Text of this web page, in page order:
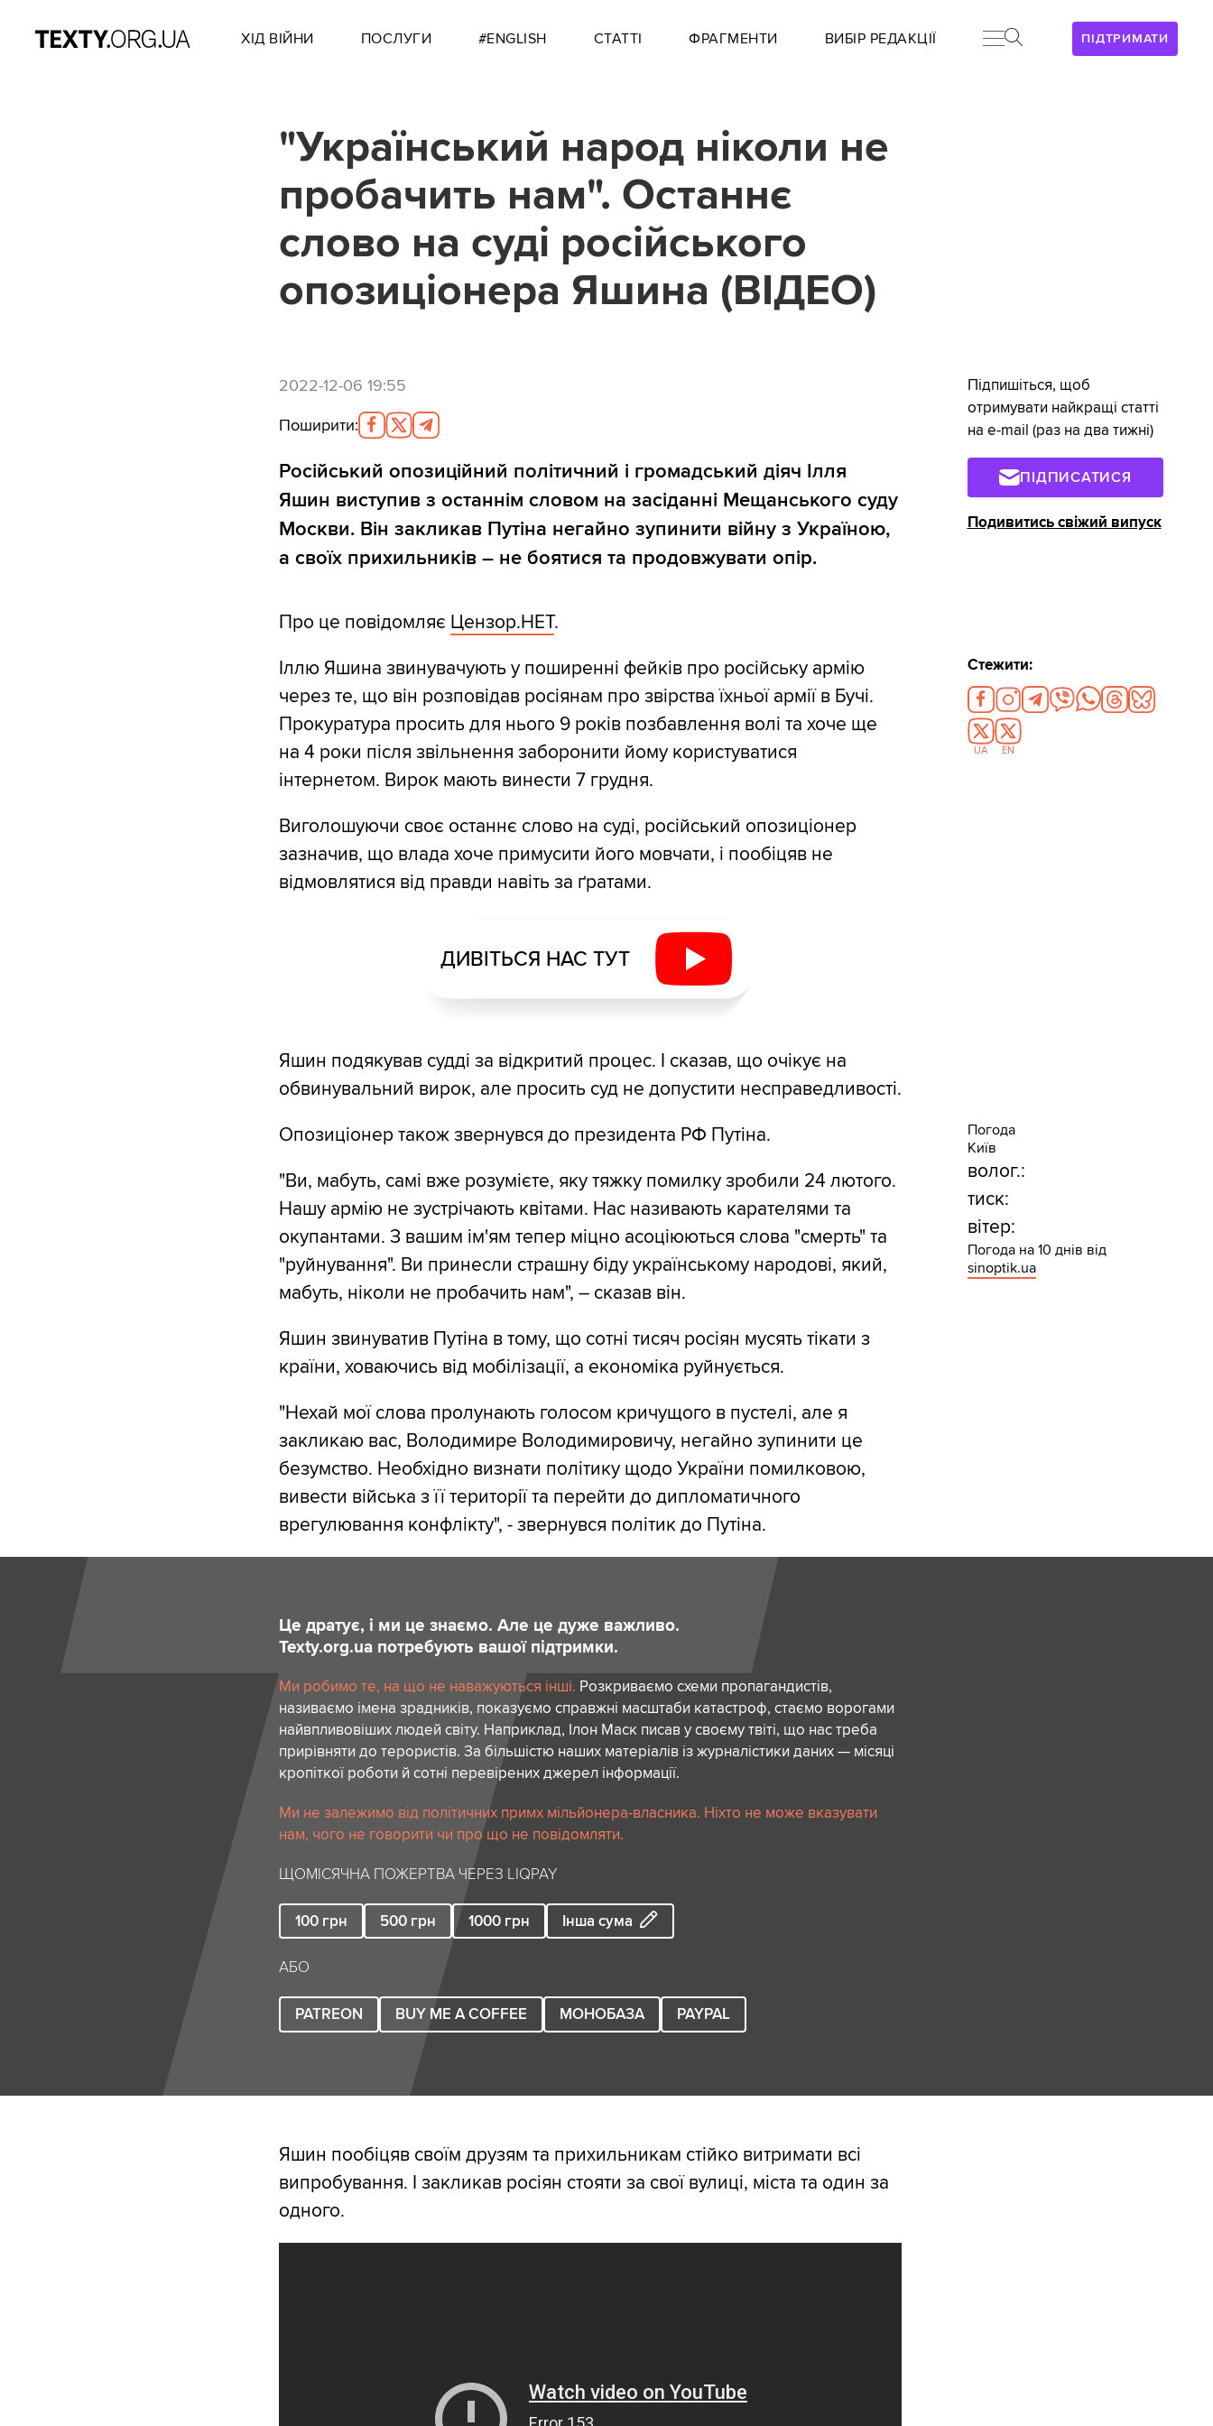
ПІДТРИМАТИ
ХІД ВІЙНИ ПОСЛУГИ #ENGLISH СТАТТІ ФРАГМЕНТИ ВИБІР РЕДАКЦІЇ
"Український народ ніколи не
пробачить нам". Останнє
слово на суді російського
опозиціонера Яшина (ВІДЕО)
2022-12-06 19:55
Поширити:
Російський опозиційний політичний і громадський діяч Ілля
Яшин виступив з останнім словом на засіданні Мещанського суду
Москви. Він закликав Путіна негайно зупинити війну з Україною,
а своїх прихильників – не боятися та продовжувати опір.
Про це повідомляє Цензор.НЕТ.
Іллю Яшина звинувачують у поширенні фейків про російську армію
через те, що він розповідав росіянам про звірства їхньої армії в Бучі.
Прокуратура просить для нього 9 років позбавлення волі та хоче ще
на 4 роки після звільнення заборонити йому користуватися
інтернетом. Вирок мають винести 7 грудня.
Виголошуючи своє останнє слово на суді, російський опозиціонер
зазначив, що влада хоче примусити його мовчати, і пообіцяв не
відмовлятися від правди навіть за ґратами.
ДИВІТЬСЯ НАС ТУТ
Яшин подякував судді за відкритий процес. І сказав, що очікує на
обвинувальний вирок, але просить суд не допустити несправедливості.
Опозиціонер також звернувся до президента РФ Путіна.
"Ви, мабуть, самі вже розумієте, яку тяжку помилку зробили 24 лютого.
Нашу армію не зустрічають квітами. Нас називають карателями та
окупантами. З вашим ім'ям тепер міцно асоціюються слова "смерть" та
"руйнування". Ви принесли страшну біду українському народові, який,
мабуть, ніколи не пробачить нам", – сказав він.
Яшин звинуватив Путіна в тому, що сотні тисяч росіян мусять тікати з
країни, ховаючись від мобілізації, а економіка руйнується.
"Нехай мої слова пролунають голосом кричущого в пустелі, але я
закликаю вас, Володимире Володимировичу, негайно зупинити це
безумство. Необхідно визнати політику щодо України помилковою,
вивести війська з її території та перейти до дипломатичного
врегулювання конфлікту", - звернувся політик до Путіна.
Це дратує, і ми це знаємо. Але це дуже важливо.
Texty.org.ua потребують вашої підтримки.
Ми робимо те, на що не наважуються інші. Розкриваємо схеми пропагандистів,
називаємо імена зрадників, показуємо справжні масштаби катастроф, стаємо ворогами
найвпливовіших людей світу. Наприклад, Ілон Маск писав у своєму твіті, що нас треба
прирівняти до терористів. За більшістю наших матеріалів із журналістики даних — місяці
кропіткої роботи й сотні перевірених джерел інформації.
Ми не залежимо від політичних примх мільйонера-власника. Ніхто не може вказувати
нам, чого не говорити чи про що не повідомляти.
ЩОМІСЯЧНА ПОЖЕРТВА ЧЕРЕЗ LIQPAY
100 грн 500 грн 1000 грн Інша сума
АБО
PATREON BUY ME A COFFEE МОНОБАЗА PAYPAL
Яшин пообіцяв своїм друзям та прихильникам стійко витримати всі
випробування. І закликав росіян стояти за свої вулиці, міста та один за
одного.
Підпишіться, щоб
отримувати найкращі статті
на e-mail (раз на два тижні)
ПІДПИСАТИСЯ
Подивитись свіжий випуск
Стежити:
UA EN
Погода
Київ
волог.:
тиск:
вітер:
Погода на 10 днів від
sinoptik.ua